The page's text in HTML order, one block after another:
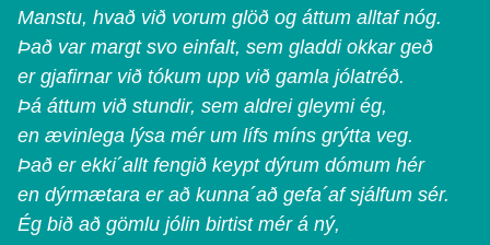
Manstu, hvað við vorum glöð og áttum alltaf nóg.
Það var margt svo einfalt, sem gladdi okkar geð
er gjafirnar við tókum upp við gamla jólatréð.
Þá áttum við stundir, sem aldrei gleymi ég,
en ævinlega lýsa mér um lífs míns grýtta veg.
Það er ekki´allt fengið keypt dýrum dómum hér
en dýrmætara er að kunna´að gefa´af sjálfum sér.
Ég bið að gömlu jólin birtist mér á ný,